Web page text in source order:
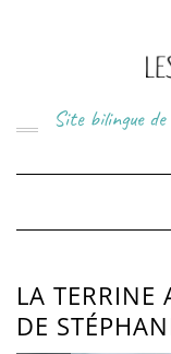
Site bilingue
LA TERRINE
DE